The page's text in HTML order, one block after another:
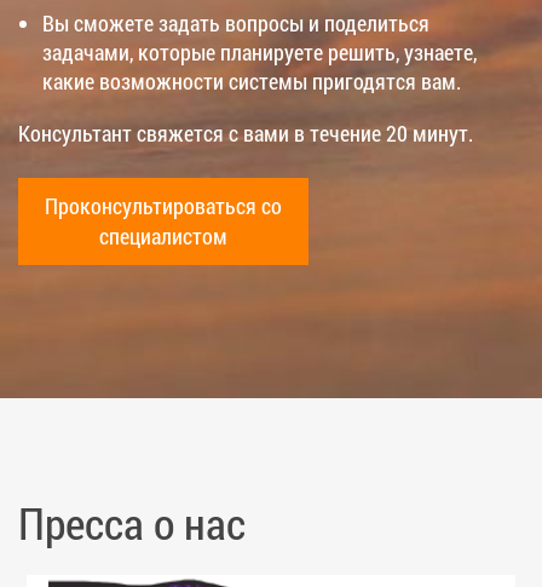
Вы сможете задать вопросы и поделиться
задачами, которые планируете решить, узнаете,
какие возможности системы пригодятся вам.
Консультант свяжется с вами в течение 20 минут.
Проконсультироваться со
специалистом
Пресса о нас